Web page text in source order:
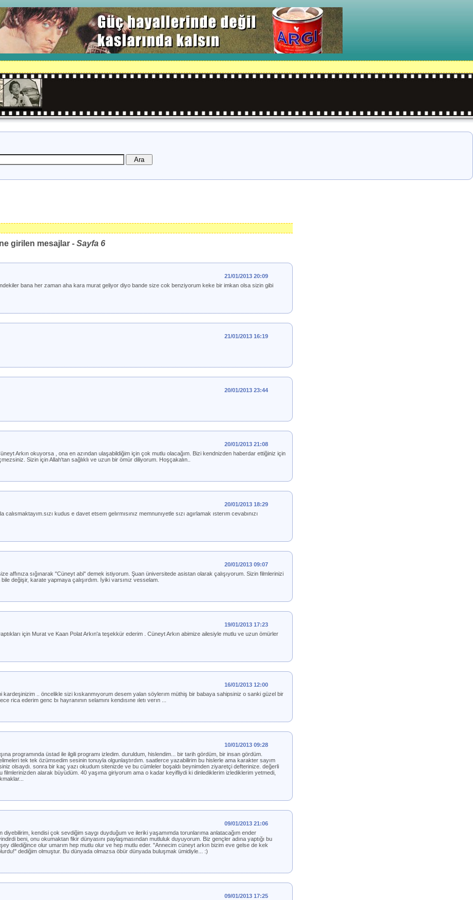
girilen mesajlar - Sayfa 6
21/01/2013 20:09
bana her zaman aha kara murat geliyor diyo bande size cok benziyorum keke bir imkan olsa sizin gibi
21/01/2013 16:19
20/01/2013 23:44
20/01/2013 21:08
Arkın okuyorsa , ona en azından ulaşabildiğim için çok mutlu olacağım. Bizi kendnizden haberdar ettiğiniz için
Sizin için Allah'tan sağlıklı ve uzun bir ömür diliyorum. Hoşçakalın..
20/01/2013 18:29
kudus e davet etsem gelırmısınız memnunıyetle sızı agırlamak ısterım cevabınızı
20/01/2013 09:07
affınıza sığınarak "Cüneyt abi" demek istiyorum. Şuan üniversitede asistan olarak çalışıyorum. Sizin filmlerinizi
değişir, karate yapmaya çalışırdım. İyiki varsınız vesselam.
19/01/2013 17:23
için Murat ve Kaan Polat Arkın'a teşekkür ederim . Cüneyt Arkın abimize ailesiyle mutlu ve uzun ömürler
16/01/2013 12:00
kardeşinizim .. öncelikle sizi kıskanmıyorum desem yalan söylerım müthiş bir babaya sahipsiniz o sanki güzel bir
rica ederim genc bı hayranının selamını kendısıne ıletı verın ...
10/01/2013 09:28
programında üstad ile ilgili programı izledim. duruldum, hislendim... bir tarih gördüm, bir insan gördüm.
tek tek özümsedim sesinin tonuyla olgunlaştırdım. saatlerce yazabilirim bu hislerle ama karakter sayım
olsaydı. sonra bir kaç yazı okudum sitenizde ve bu cümleler boşaldı beynimden ziyaretçi defterinize. değerli
alarak büyüdüm. 40 yaşıma giriyorum ama o kadar keyifliydi ki dinlediklerim izlediklerim yetmedi,
09/01/2013 21:06
diyebilirim, kendisi çok sevdiğim saygı duyduğum ve ileriki yaşamımda torunlarıma anlatacağım ender
beni, onu okumaktan fikir dünyasını paylaşmasından mutluluk duyuyorum. Biz gençler adına yaptığı bu
dilediğince olur umarım hep mutlu olur ve hep mutlu eder. "Annecim cüneyt arkın bizim eve gelse de kek
dediğim olmuştur. Bu dünyada olmazsa öbür dünyada buluşmak ümidiyle... :)
09/01/2013 17:25